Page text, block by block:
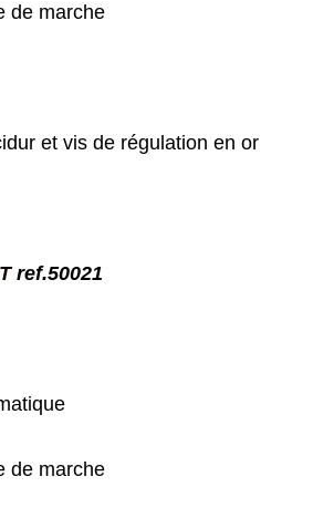
de marche
et vis de régulation en or
ref.50021
de marche